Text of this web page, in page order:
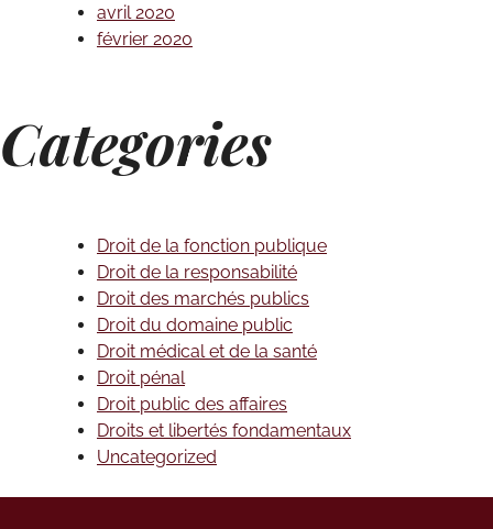
avril 2020
février 2020
Categories
Droit de la fonction publique
Droit de la responsabilité
Droit des marchés publics
Droit du domaine public
Droit médical et de la santé
Droit pénal
Droit public des affaires
Droits et libertés fondamentaux
Uncategorized